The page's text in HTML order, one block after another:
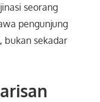
seorang
pengunjung
, bukan sekadar